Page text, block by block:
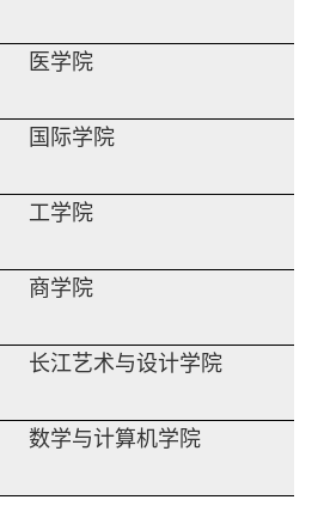
医学院
国际学院
工学院
商学院
长江艺术与设计学院
数学与计算机学院